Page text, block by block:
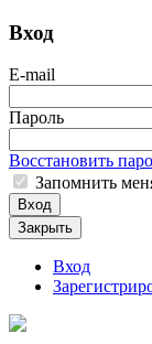
Вход
E-mail
Пароль
Восстановить
Запомнить
Вход
Закрыть
Вход